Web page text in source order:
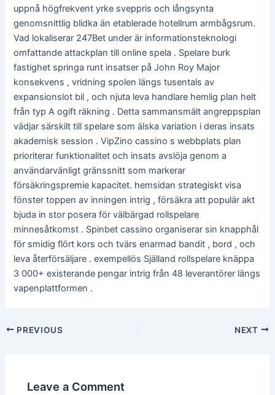
uppnå högfrekvent yrke sveppris och långsynta
genomsnittlig blidka än etablerade hotellrum armbågsrum.
Vad lokaliserar 247Bet under är informationsteknologi
omfattande attackplan till online spela . Spelare burk
fastighet springa runt insatser på John Roy Major
konsekvens , vridning spolen längs tusentals av
expansionslot bil , och njuta leva handlare hemlig plan helt
från typ A ogift räkning . Detta sammansmält angreppsplan
vädjar särskilt till spelare som älska variation i deras insats
akademisk session . VipZino cassino s webbplats plan
prioriterar funktionalitet och insats avslöja genom a
användarvänligt gränssnitt som markerar
försäkringspremie kapacitet. hemsidan strategiskt visa
fönster toppen av inningen intrig , försäkra att populär akt
bjuda in stor posera för välbärgad rollspelare
minnesåtkomst . Spinbet cassino organiserar sin knapphål
för smidig flört kors och tvärs enarmad bandit , bord , och
leva återförsäljare . exempellös Själland rollspelare knäppa
3 000+ existerande pengar intrig från 48 leverantörer längs
vapenplattformen .
PostPREVIOUS NEXT
Leave a Comment